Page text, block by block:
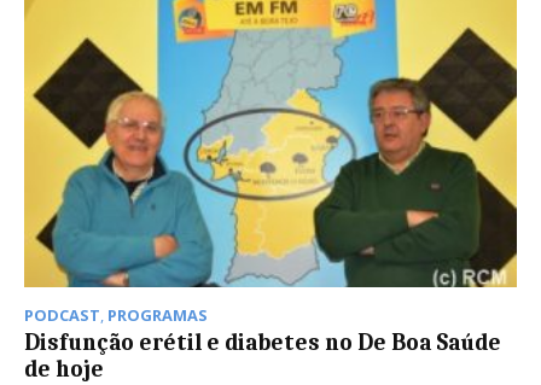
PODCAST, PROGRAMAS
Disfunção erétil e diabetes no De Boa Saúde
de hoje